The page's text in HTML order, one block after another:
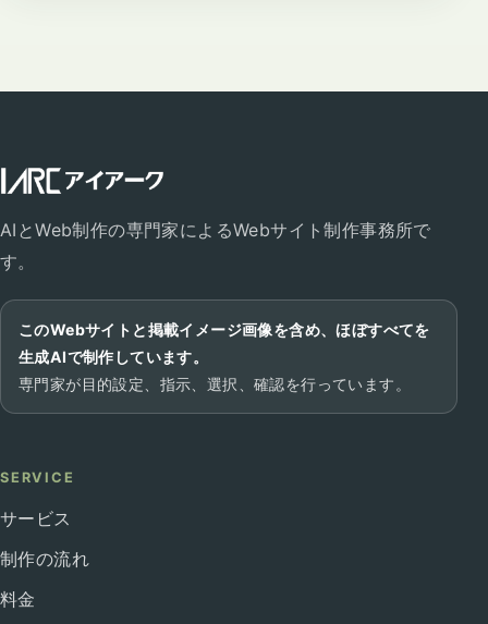
AIとWeb制作の専門家によるWebサイト制作事務所で
す。
このWebサイトと掲載イメージ画像を含め、ほぼすべてを
生成AIで制作しています。
専門家が目的設定、指示、選択、確認を行っています。
SERVICE
サービス
制作の流れ
料金